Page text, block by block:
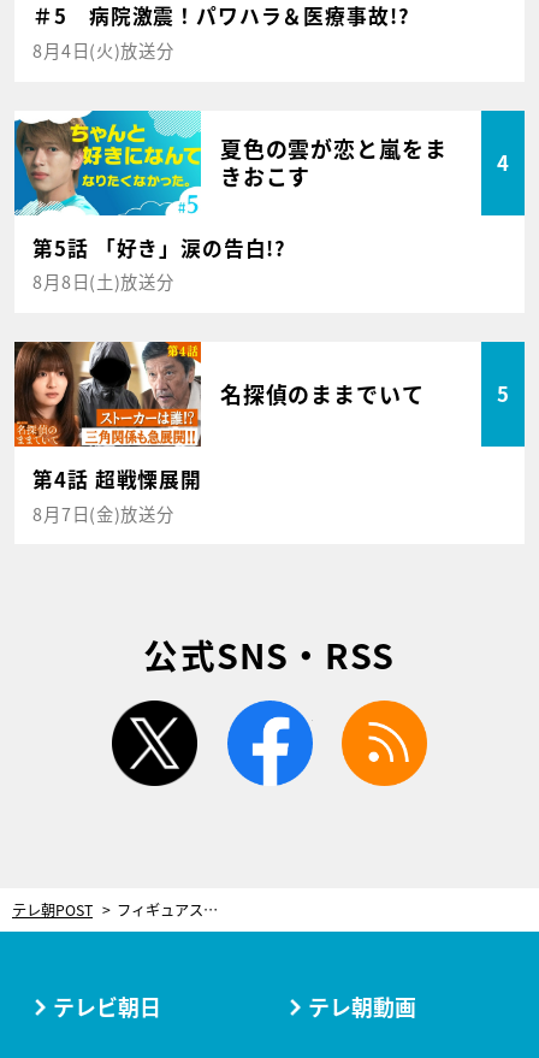
＃5 病院激震！パワハラ＆医療事故!?
8月4日(火)放送分
夏色の雲が恋と嵐をま
きおこす
4
第5話 「好き」涙の告白!?
8月8日(土)放送分
名探偵のままでいて 5
第4話 超戦慄展開
8月7日(金)放送分
公式SNS・RSS
twitter facebook
テレ朝POST フィギュアスケート
テレビ朝日 テレ朝動画